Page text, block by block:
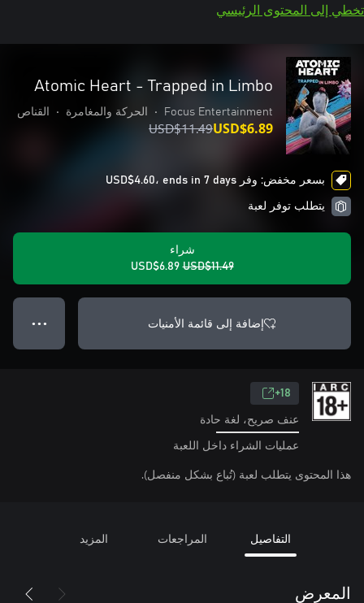
تخطي إلى المحتوى الرئيسي
Atomic Heart - Trapped in Limbo
Focus Entertainment
• الحركة والمغامرة • القناص
USD$11.49USD$6.89
بسعر مخفض: وفر USD$4.60، ends in 7 days
يتطلب توفر لعبة
شراء
USD$11.49
USD$6.89
إضافة إلى قائمة الأمنيات ● ● ●
18+
عنف صريح، لغة حادة
عمليات الشراء داخل اللعبة
هذا المحتوى يتطلب لعبة (تُباع بشكل منفصل).
التفاصيل المراجعات المزيد
المعرض